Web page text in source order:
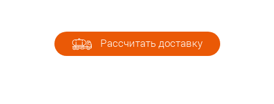
Рассчитать доставку